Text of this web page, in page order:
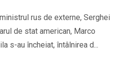
rus de externe, Serghei
de stat american, Marco
s-au încheiat, întâlnirea d...